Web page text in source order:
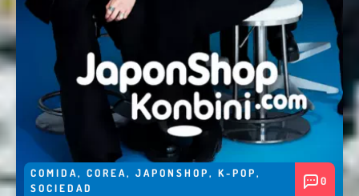
COMIDA, COREA, JAPONSHOP, K-POP,
SOCIEDAD
0
Nombre *
Email *
Comentario *